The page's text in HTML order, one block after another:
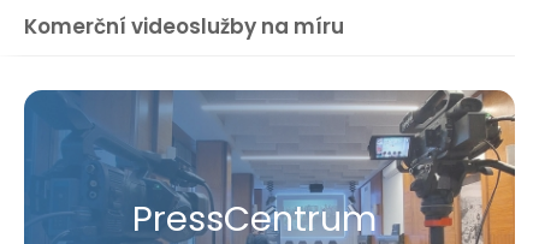
Komerční videoslužby na míru
Press​Centrum